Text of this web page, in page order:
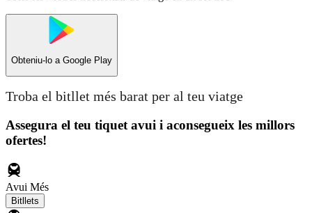
Obteniu-lo a Google Play
Troba el bitllet més barat per al teu viatge
Assegura el teu tiquet avui i aconsegueix les millors
ofertes!
Avui Més
Bitllets